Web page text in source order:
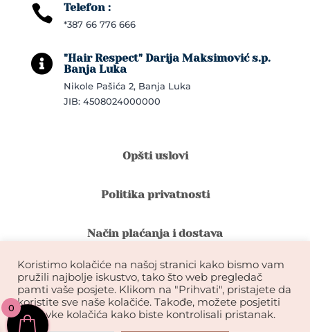
 Telefon :
*387 66 776 666

"Hair Respect" Darija Maksimović s.p.
Banja Luka
Nikole Pašića 2, Banja Luka
JIB: 4508024000000
Opšti uslovi
Politika privatnosti
Način plaćanja i dostava
Reklamacije i povrat robe
Garancija na kvalitet ekstenzija
Koristimo kolačiće na našoj stranici kako bismo vam
pružili najbolje iskustvo, tako što web pregledač
pamti vaše posjete. Klikom na "Prihvati", pristajete da
koristite sve naše kolačiće. Takođe, možete posjetiti
postavke kolačića kako biste kontrolisali pristanak.
0